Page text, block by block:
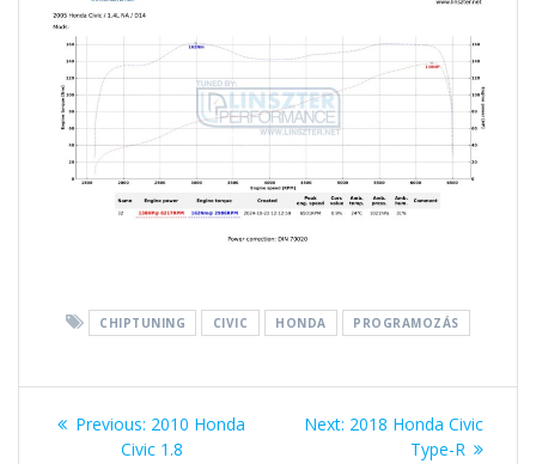
CHIPTUNING CIVIC HONDA PROGRAMOZÁS
Bejegyzés
Previous: Previous
post:
2010 Honda
Civic 1.8
Next: Next
2018 Honda Civic
Type-R